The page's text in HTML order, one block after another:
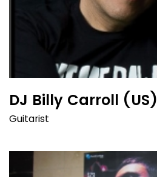
DJ Billy Carroll (US)
Guitarist